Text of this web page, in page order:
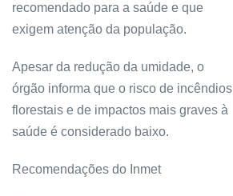
recomendado para a saúde e que
exigem atenção da população.
Apesar da redução da umidade, o
órgão informa que o risco de incêndios
florestais e de impactos mais graves à
saúde é considerado baixo.
Recomendações do Inmet